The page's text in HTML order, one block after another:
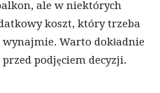
ale w niektórych
koszt, który trzeba
Warto dokładnie
podjęciem decyzji.